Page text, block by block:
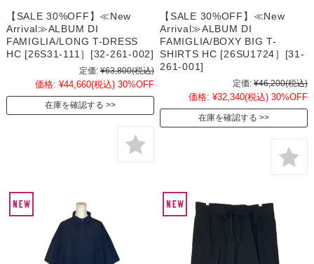
【SALE 30%OFF】≪New
Arrival≫ALBUM DI
FAMIGLIA/LONG T-DRESS
HC [26S31-111］[32-261-002]
定価: ¥63,800(税込)
価格: ¥44,660(税込) 30%OFF
在庫を確認する
【SALE 30%OFF】≪New
Arrival≫ALBUM DI
FAMIGLIA/BOXY BIG T-
SHIRTS HC [26SU1724］[31-
261-001]
定価: ¥46,200(税込)
価格: ¥32,340(税込) 30%OFF
在庫を確認する